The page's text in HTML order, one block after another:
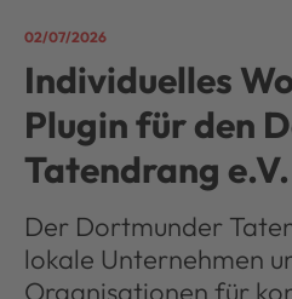
02/07/2026
Individuelles
Plugin für den
Tatendrang e.V.
Der Dortmunder
lokale Unternehmen
Organisationen für